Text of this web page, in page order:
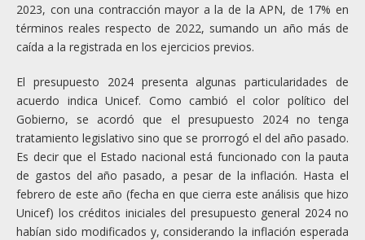
2023, con una contracción mayor a la de la APN, de 17% en
términos reales respecto de 2022, sumando un año más de
caída a la registrada en los ejercicios previos.
El presupuesto 2024 presenta algunas particularidades de
acuerdo indica Unicef. Como cambió el color político del
Gobierno, se acordó que el presupuesto 2024 no tenga
tratamiento legislativo sino que se prorrogó el del año pasado.
Es decir que el Estado nacional está funcionado con la pauta
de gastos del año pasado, a pesar de la inflación. Hasta el
febrero de este año (fecha en que cierra este análisis que hizo
Unicef) los créditos iniciales del presupuesto general 2024 no
habían sido modificados y, considerando la inflación esperada